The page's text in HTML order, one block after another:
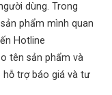
dùng. Trong
phẩm mình quan
Hotline
tên sản phẩm và
trợ báo giá và tư